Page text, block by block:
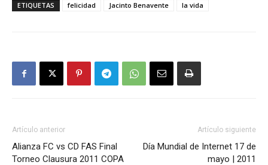
ETIQUETAS felicidad Jacinto Benavente la vida
Artículo anterior
Alianza FC vs CD FAS Final
Torneo Clausura 2011 COPA
Artículo siguiente
Día Mundial de Internet 17 de
mayo | 2011